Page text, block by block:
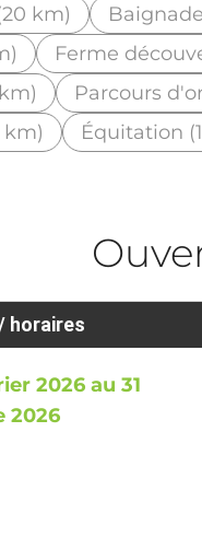
km)
Ferme
Parcours
km)
Équitation
horaires
2026 au 31
2026